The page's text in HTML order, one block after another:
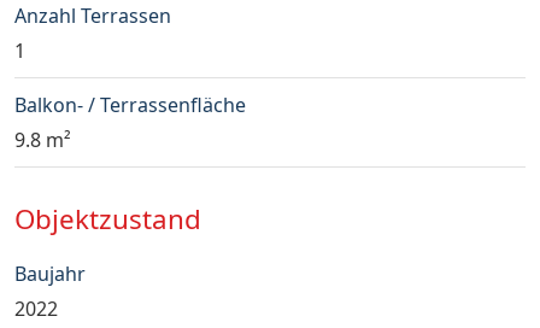
Anzahl Terrassen
1
Balkon- / Terrassenfläche
9.8 m²
Objektzustand
Baujahr
2022